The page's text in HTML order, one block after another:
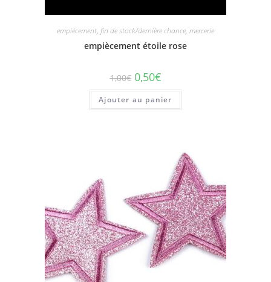
empiècement, fin de stock/dernière chance, mercerie
empiècement étoile rose
1,00€ 0,50€
Ajouter au panier